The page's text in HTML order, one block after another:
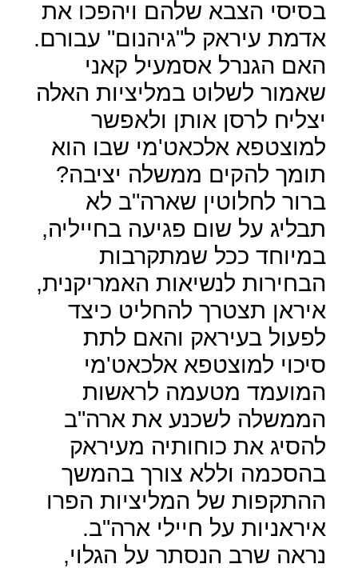
בסיסי הצבא שלהם ויהפכו את
אדמת עיראק ל"גיהנום" עבורם.
האם הגנרל אסמעיל קאני
שאמור לשלוט במליציות האלה
יצליח לרסן אותן ולאפשר
למוצטפא אלכאט'מי שבו הוא
תומך להקים ממשלה יציבה?
ברור לחלוטין שארה"ב לא
תבליג על שום פגיעה בחייליה,
במיוחד ככל שמתקרבות
הבחירות לנשיאות האמריקנית,
איראן תצטרך להחליט כיצד
לפעול בעיראק והאם לתת
סיכוי למוצטפא אלכאט'מי
המועמד מטעמה לראשות
הממשלה לשכנע את ארה"ב
להסיג את כוחותיה מעיראק
בהסכמה וללא צורך בהמשך
ההתקפות של המליציות הפרו
איראניות על חיילי ארה"ב.
נראה שרב הנסתר על הגלוי,